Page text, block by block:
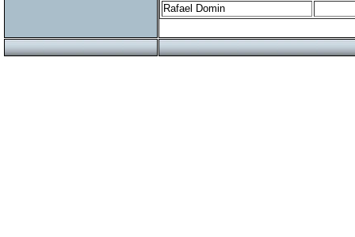
Rafael Domin